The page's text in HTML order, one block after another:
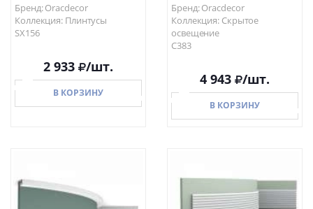
Бренд: Oracdecor
Коллекция: Плинтусы
SX156
2 933 /шт.
В КОРЗИНУ
Бренд: Oracdecor
Коллекция: Скрытое
освещение
C383
4 943 /шт.
В КОРЗИНУ
В КОРЗИНУ